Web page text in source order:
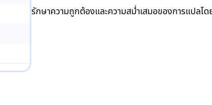
รักษาความถูกต้องและความสม่ำเสมอของการแปล